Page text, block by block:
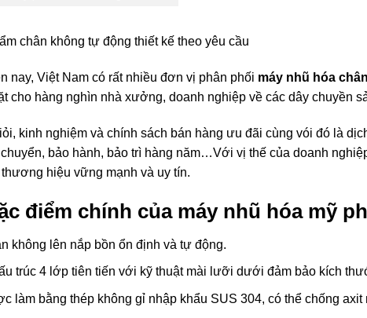
chân không tự động thiết kế theo yêu cầu
nay, Việt Nam có rất nhiều đơn vị phân phối máy nhũ hóa
cho hàng nghìn nhà xưởng, doanh nghiệp về các dây chuyền
kinh nghiệm và chính sách bán hàng ưu đãi cùng vói đó là
bảo hành, bảo trì hàng năm…Với vị thế của doanh
hiệu vững mạnh và uy tín.
điểm chính của máy nhũ hóa mỹ
không lên nắp bồn ổn định và tự động.
trúc 4 lớp tiên tiến với kỹ thuật mài lưỡi dưới đảm bảo kích
làm bằng thép không gỉ nhập khẩu SUS 304, có thể chống axit